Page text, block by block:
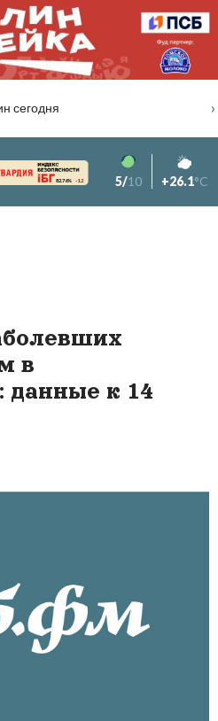
сегодня ›
82.76% -1.2 5/10 +26.1°C
в
данные к 14